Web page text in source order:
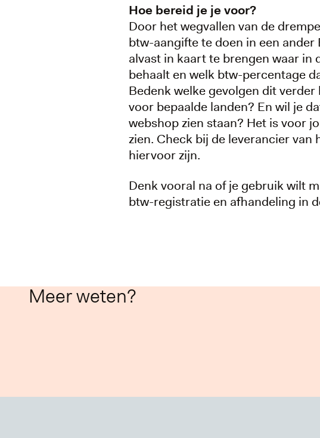
Hoe bereid je je voor?
Door het wegvallen van de
btw-aangifte te doen in een
alvast in kaart te brengen waar in
behaalt en welk btw-percentage
Bedenk welke gevolgen dit
voor bepaalde landen? En wil je
webshop zien staan? Het is voor
zien. Check bij de leverancier
hiervoor zijn.
Denk vooral na of je gebruik wilt
btw-registratie en afhandeling in
Meer weten?